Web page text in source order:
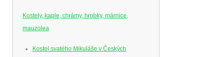
Kostely, kaple, chrámy, hrobky, márnice,
mauzolea
Kostel svatého Mikuláše v Českých